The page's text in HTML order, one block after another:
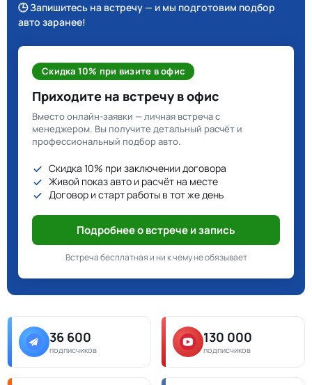
🕒 Запишитесь на встречу — и мы подготовим подбор
авто заранее!
Скидка 10% при визите в офис
Приходите на встречу в офис
Вместо онлайн-заявки — личная встреча с
менеджером. Вы получите детальный расчёт и
профессиональный подбор авто.
Скидка 10% при заключении договора
Живой показ авто и расчёт на месте
Договор и старт работы в тот же день
Подробнее о встрече и запись
Встреча бесплатная и ни к чему не обязывает
36 600
подписчиков
130 000
подписчиков